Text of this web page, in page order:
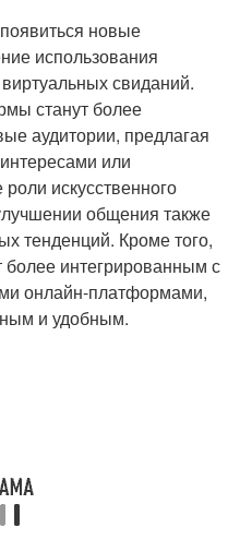
новые
использования
свиданий.
станут более
аудитории, предлагая
или
искусственного
общения также
тенденций. Кроме того,
более интегрированным с
онлайн-платформами,
и удобным.